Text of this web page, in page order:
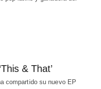
& That’
compartido su nuevo EP